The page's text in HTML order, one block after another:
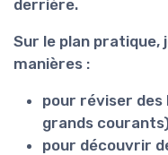
derrière.
Sur le plan pratique,
manières :
pour réviser des
grands
pour découvrir